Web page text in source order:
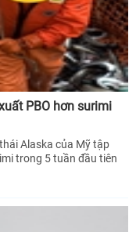
PBO hơn surimi
Alaska của Mỹ tập
trong 5 tuần đầu tiên